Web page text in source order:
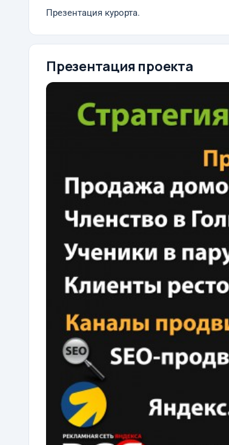
Презентация курорта.
Презентация проекта